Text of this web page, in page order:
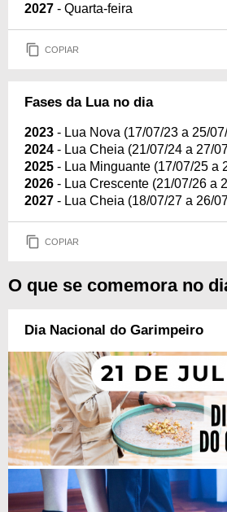
2027 - Quarta-feira
COPIAR
Fases da Lua no dia
2023 - Lua Nova (17/07/23 a 25/
2024 - Lua Cheia (21/07/24 a 27/
2025 - Lua Minguante (17/07/25 a
2026 - Lua Crescente (21/07/26 a
2027 - Lua Cheia (18/07/27 a 26/
COPIAR
O que se comemora no
Dia Nacional do Garimpeiro